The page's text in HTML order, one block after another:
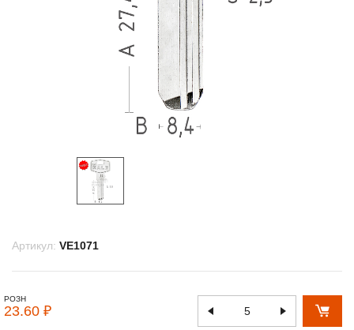
Артикул: VE1071
РОЗН
23.60 ₽